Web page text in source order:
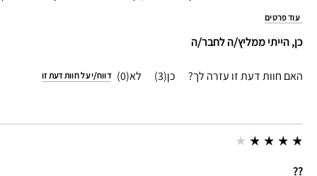
עוד פרטים
כן, הייתי ממליץ/ה לחבר/ה
האם חוות דעת זו עזרה לך? 3
0 דווח/י על חוות דעת זו
??